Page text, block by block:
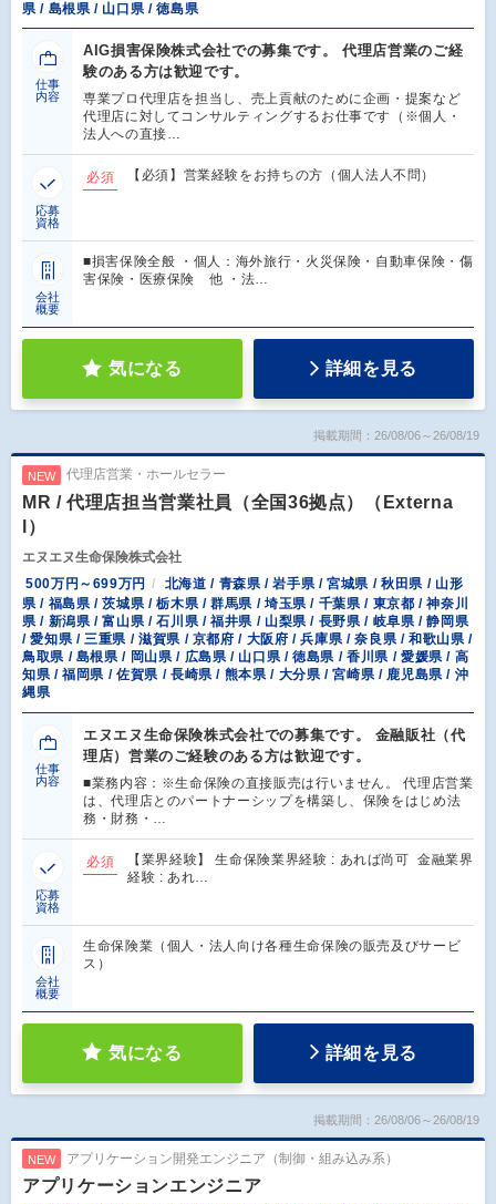
県 / 島根県 / 山口県 / 徳島県
仕事
内容
AIG損害保険株式会社での募集です。 代理店営業のご経
験のある方は歓迎です。
専業プロ代理店を担当し、売上貢献のために企画・提案など
代理店に対してコンサルティングするお仕事です（※個人・
法人への直接…
応募
資格
必須 【必須】営業経験をお持ちの方（個人法人不問）
会社
概要
■損害保険全般 ・個人：海外旅行・火災保険・自動車保険・傷
害保険・医療保険 他 ・法…
気になる 詳細を見る
掲載期間：26/08/06～26/08/19
NEW 代理店営業・ホールセラー
MR / 代理店担当営業社員（全国36拠点）（Externa
l）
エヌエヌ生命保険株式会社
500万円～699万円
北海道 / 青森県 / 岩手県 / 宮城県 / 秋田県 / 山形
県 / 福島県 / 茨城県 / 栃木県 / 群馬県 / 埼玉県 / 千葉県 / 東京都 / 神奈川
県 / 新潟県 / 富山県 / 石川県 / 福井県 / 山梨県 / 長野県 / 岐阜県 / 静岡県
/ 愛知県 / 三重県 / 滋賀県 / 京都府 / 大阪府 / 兵庫県 / 奈良県 / 和歌山県 /
鳥取県 / 島根県 / 岡山県 / 広島県 / 山口県 / 徳島県 / 香川県 / 愛媛県 / 高
知県 / 福岡県 / 佐賀県 / 長崎県 / 熊本県 / 大分県 / 宮崎県 / 鹿児島県 / 沖
縄県
仕事
内容
エヌエヌ生命保険株式会社での募集です。 金融販社（代
理店）営業のご経験のある方は歓迎です。
■業務内容：※生命保険の直接販売は行いません。 代理店営業
は、代理店とのパートナーシップを構築し、保険をはじめ法
務・財務・…
応募
資格
必須
【業界経験】 生命保険業界経験 : あれば尚可 金融業界
経験 : あれ…
会社
概要
生命保険業（個人・法人向け各種生命保険の販売及びサービ
ス）
気になる 詳細を見る
掲載期間：26/08/06～26/08/19
NEW アプリケーション開発エンジニア（制御・組み込み系）
アプリケーションエンジニア